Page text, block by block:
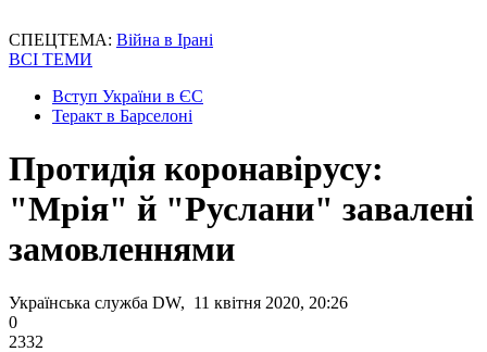
СПЕЦТЕМА: Війна в Ірані
ВСІ ТЕМИ
Вступ України в ЄС
Теракт в Барселоні
Протидія коронавірусу:
"Мрія" й "Руслани" завалені
замовленнями
Українська служба DW, 11 квітня 2020, 20:26
0
2332